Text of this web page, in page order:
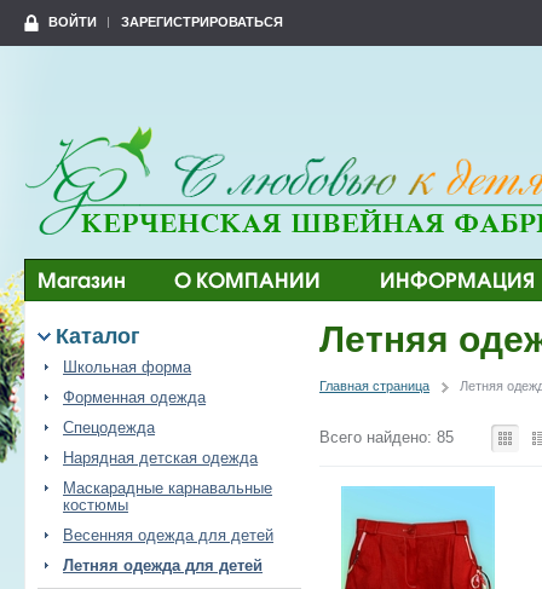
ВОЙТИ ЗАРЕГИСТРИРОВАТЬСЯ
Магазин О КОМПАНИИ ИНФОРМАЦИЯ
Каталог
Школьная форма
Форменная одежда
Спецодежда
Нарядная детская одежда
Маскарадные карнавальные
костюмы
Весенняя одежда для детей
Летняя одежда для детей
Летняя
Главная страница Летняя
Всего найдено: 85